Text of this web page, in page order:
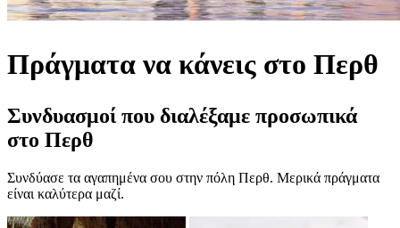
Πράγματα να κάνεις στο Περθ
Συνδυασμοί που διαλέξαμε προσωπικά
στο Περθ
Συνδύασε τα αγαπημένα σου στην πόλη Περθ. Μερικά πράγματα
είναι καλύτερα μαζί.